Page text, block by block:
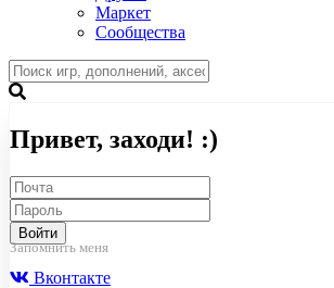
Маркет
Сообщества
Привет, заходи! :)
Войти
Запомнить меня
Вконтакте